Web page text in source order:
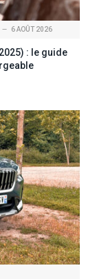
6 AOÛT 2026
: le guide